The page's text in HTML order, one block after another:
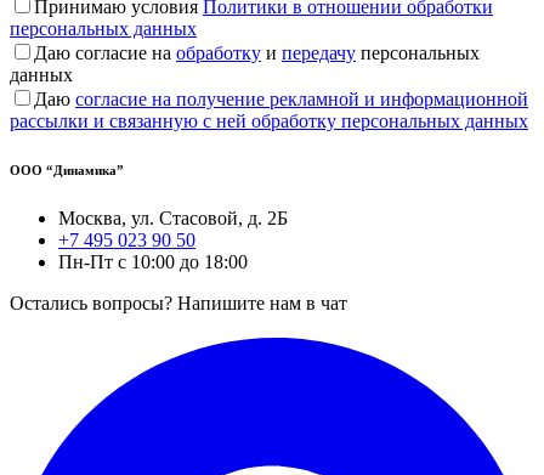
Принимаю условия Политики в отношении обработки
персональных данных
Даю согласие на обработку и передачу персональных
данных
Даю согласие на получение рекламной и информационной
рассылки и связанную с ней обработку персональных данных
ООО “Динамика”
Москва, ул. Стасовой, д. 2Б
+7 495 023 90 50
Пн-Пт с 10:00 до 18:00
Остались вопросы? Напишите нам в чат